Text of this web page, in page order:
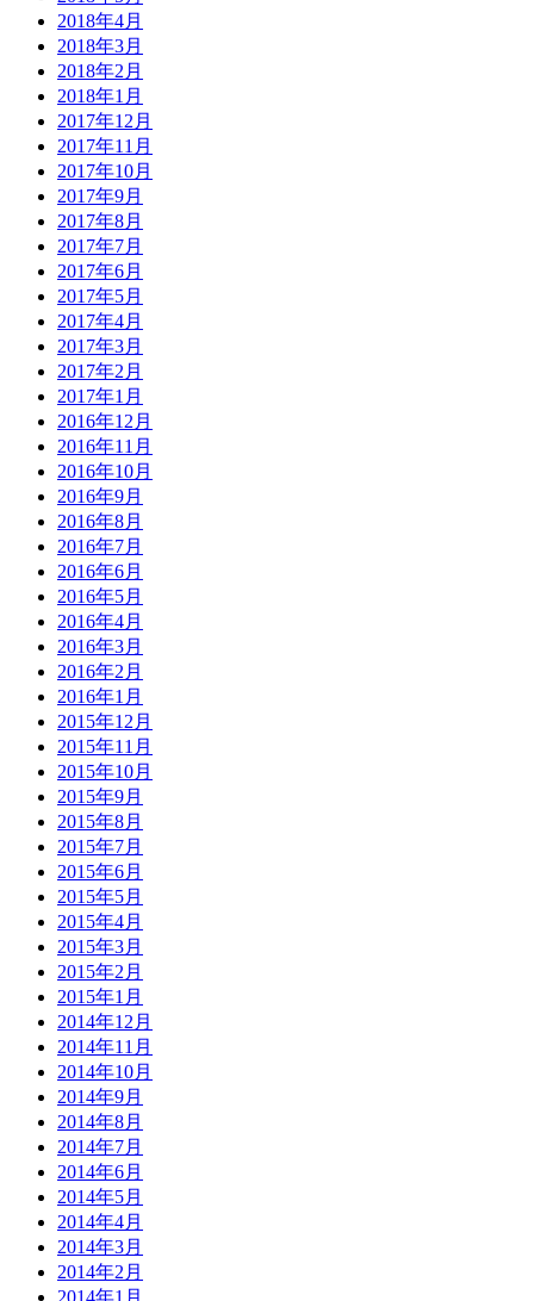
2018年4月
2018年3月
2018年2月
2018年1月
2017年12月
2017年11月
2017年10月
2017年9月
2017年8月
2017年7月
2017年6月
2017年5月
2017年4月
2017年3月
2017年2月
2017年1月
2016年12月
2016年11月
2016年10月
2016年9月
2016年8月
2016年7月
2016年6月
2016年5月
2016年4月
2016年3月
2016年2月
2016年1月
2015年12月
2015年11月
2015年10月
2015年9月
2015年8月
2015年7月
2015年6月
2015年5月
2015年4月
2015年3月
2015年2月
2015年1月
2014年12月
2014年11月
2014年10月
2014年9月
2014年8月
2014年7月
2014年6月
2014年5月
2014年4月
2014年3月
2014年2月